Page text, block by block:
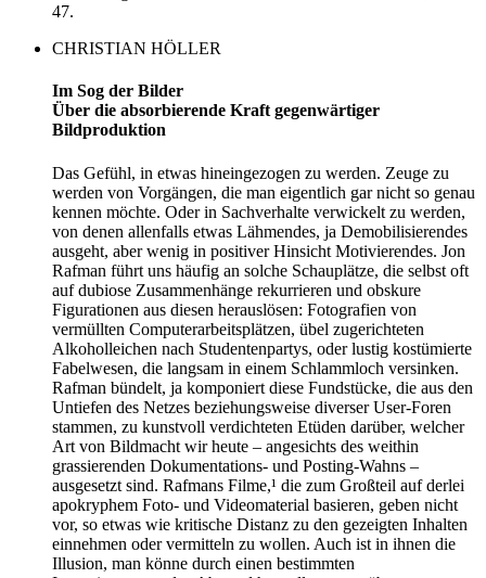
47.
CHRISTIAN HÖLLER
Im Sog der Bilder
Über die absorbierende Kraft gegenwärtiger
Bildproduktion
Das Gefühl, in etwas hineingezogen zu werden. Zeuge zu
werden von Vorgängen, die man eigentlich gar nicht so genau
kennen möchte. Oder in Sachverhalte verwickelt zu werden,
von denen allenfalls etwas Lähmendes, ja Demobilisierendes
ausgeht, aber wenig in positiver Hinsicht Motivierendes. Jon
Rafman führt uns häufig an solche Schauplätze, die selbst oft
auf dubiose Zusammenhänge rekurrieren und obskure
Figurationen aus diesen herauslösen: Fotografien von
vermüllten Computerarbeitsplätzen, übel zugerichteten
Alkoholleichen nach Studentenpartys, oder lustig kostümierte
Fabelwesen, die langsam in einem Schlammloch versinken.
Rafman bündelt, ja komponiert diese Fundstücke, die aus den
Untiefen des Netzes beziehungsweise diverser User-Foren
stammen, zu kunstvoll verdichteten Etüden darüber, welcher
Art von Bildmacht wir heute – angesichts des weithin
grassierenden Dokumentations- und Posting-Wahns –
ausgesetzt sind. Rafmans Filme,¹ die zum Großteil auf derlei
apokryphem Foto- und Videomaterial basieren, geben nicht
vor, so etwas wie kritische Distanz zu den gezeigten Inhalten
einnehmen oder vermitteln zu wollen. Auch ist in ihnen die
Illusion, man könne durch einen bestimmten